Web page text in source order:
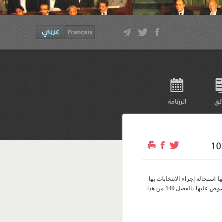
الرزنامة
استحالة إجراء الانتخابات بها.
وتقرّر في هذه الحالة إعادة الاقتراع فيها طبق الإجراءات المنصوص عليها بالفصل 140 من هذا